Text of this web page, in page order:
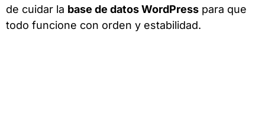
de cuidar la base de datos WordPress para que
todo funcione con orden y estabilidad.